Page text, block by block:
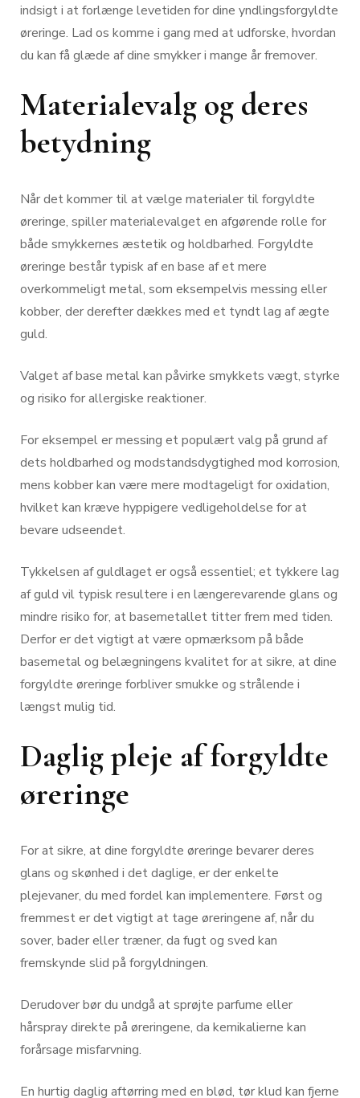
indsigt i at forlænge levetiden for dine yndlingsforgyldte
øreringe. Lad os komme i gang med at udforske, hvordan
du kan få glæde af dine smykker i mange år fremover.
Materialevalg og deres
betydning
Når det kommer til at vælge materialer til forgyldte
øreringe, spiller materialevalget en afgørende rolle for
både smykkernes æstetik og holdbarhed. Forgyldte
øreringe består typisk af en base af et mere
overkommeligt metal, som eksempelvis messing eller
kobber, der derefter dækkes med et tyndt lag af ægte
guld.
Valget af base metal kan påvirke smykkets vægt, styrke
og risiko for allergiske reaktioner.
For eksempel er messing et populært valg på grund af
dets holdbarhed og modstandsdygtighed mod korrosion,
mens kobber kan være mere modtageligt for oxidation,
hvilket kan kræve hyppigere vedligeholdelse for at
bevare udseendet.
Tykkelsen af guldlaget er også essentiel; et tykkere lag
af guld vil typisk resultere i en længerevarende glans og
mindre risiko for, at basemetallet titter frem med tiden.
Derfor er det vigtigt at være opmærksom på både
basemetal og belægningens kvalitet for at sikre, at dine
forgyldte øreringe forbliver smukke og strålende i
længst mulig tid.
Daglig pleje af forgyldte
øreringe
For at sikre, at dine forgyldte øreringe bevarer deres
glans og skønhed i det daglige, er der enkelte
plejevaner, du med fordel kan implementere. Først og
fremmest er det vigtigt at tage øreringene af, når du
sover, bader eller træner, da fugt og sved kan
fremskynde slid på forgyldningen.
Derudover bør du undgå at sprøjte parfume eller
hårspray direkte på øreringene, da kemikalierne kan
forårsage misfarvning.
En hurtig daglig aftørring med en blød, tør klud kan fjerne